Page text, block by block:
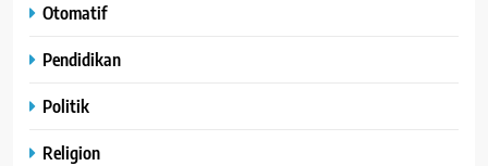
Otomatif
Pendidikan
Politik
Religion